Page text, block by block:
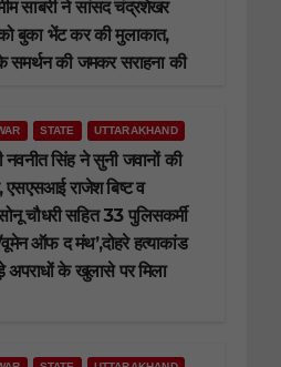
साबरी ने सांसद चंद्रशेखर
बुका भेंट कर की मुलाकात,
समर्थन की जमकर सराहना की
STATE UTTARAKHAND
नवनीत सिंह ने सुनी जवानों की
एसएसआई राजेश बिष्ट व
चौधरी सहित 33 पुलिसकर्मी
ऑफ द मंथ’,दोहरे हत्याकांड
अपराधों के खुलासे पर मिला